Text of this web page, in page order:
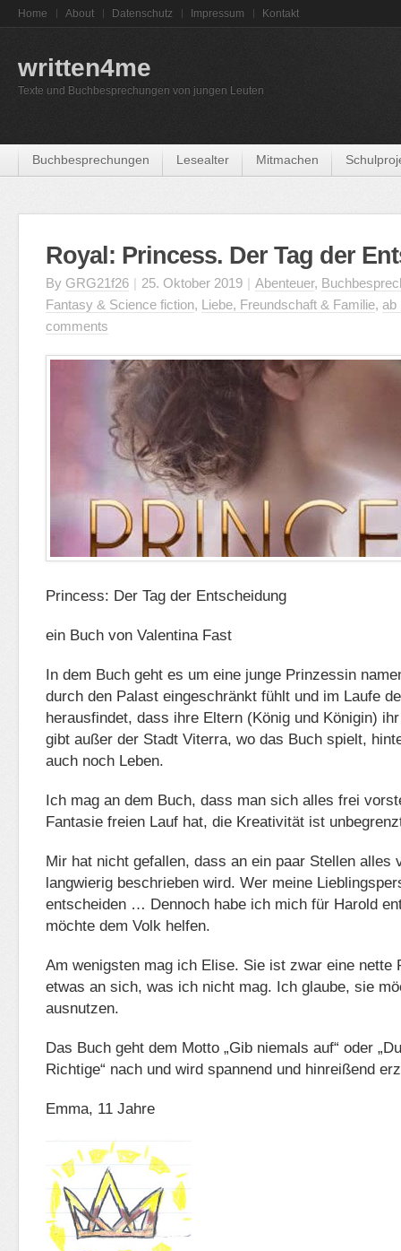
Home About Datenschutz Impressum Kontakt
written4me
Texte und Buchbesprechungen von jungen Leuten
Buchbesprechungen Lesealter Mitmachen
Royal: Princess. Der Tag der
By GRG21f26 | 25. Oktober 2019 | Abenteuer,
Fantasy & Science fiction, Liebe, Freundschaft & Familie, ab
comments
Princess: Der Tag der Entscheidung
ein Buch von Valentina Fast
In dem Buch geht es um eine junge Prinzessin
durch den Palast eingeschränkt fühlt und im Laufe
herausfindet, dass ihre Eltern (König und Königin)
gibt außer der Stadt Viterra, wo das Buch spielt,
auch noch Leben.
Ich mag an dem Buch, dass man sich alles frei
Fantasie freien Lauf hat, die Kreativität ist
Mir hat nicht gefallen, dass an ein paar Stellen alles
langwierig beschrieben wird. Wer meine
entscheiden … Dennoch habe ich mich für Harold
möchte dem Volk helfen.
Am wenigsten mag ich Elise. Sie ist zwar eine nette
etwas an sich, was ich nicht mag. Ich glaube, sie
ausnutzen.
Das Buch geht dem Motto „Gib niemals auf“ oder
Richtige“ nach und wird spannend und hinreißend
Emma, 11 Jahre